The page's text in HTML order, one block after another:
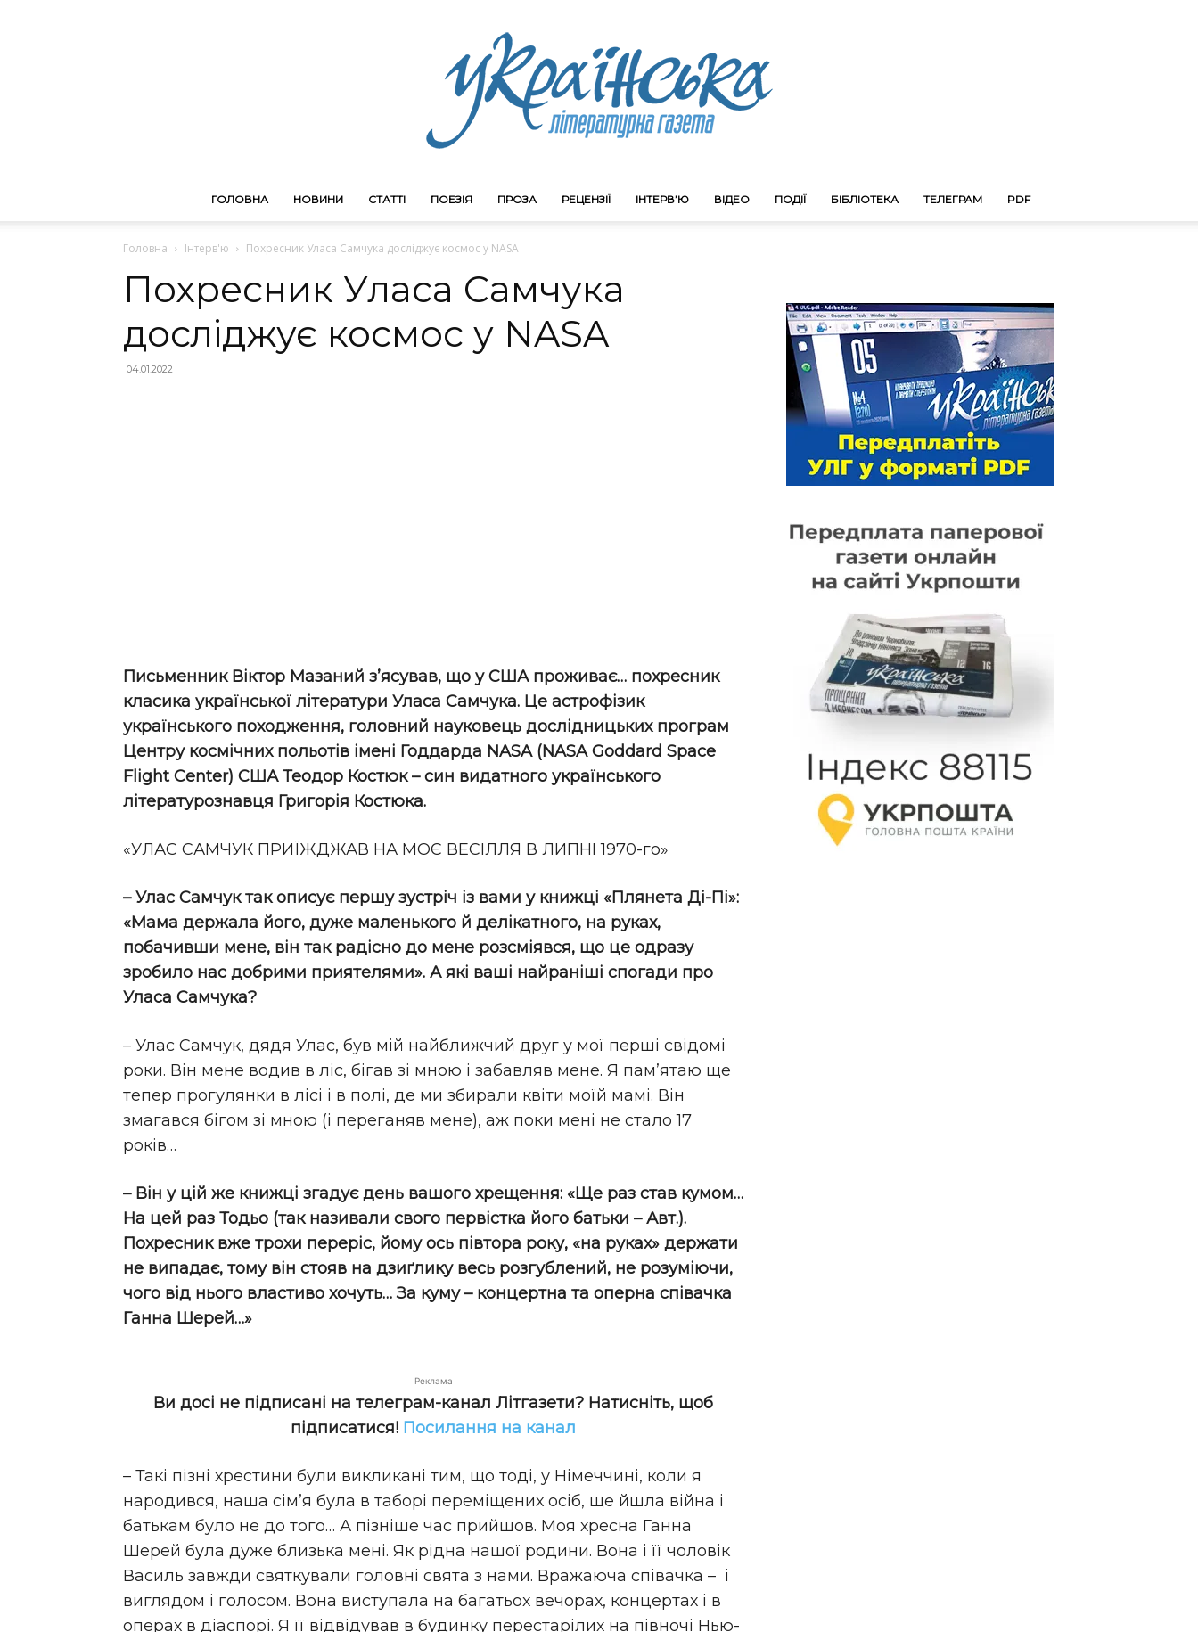
ГОЛОВНА НОВИНИ СТАТТІ ПОЕЗІЯ ПРОЗА РЕЦЕНЗІЇ ІНТЕРВ’Ю ВІДЕО ПОДІЇ БІБЛІОТЕКА ТЕЛЕГРАМ PDF
Головна Інтерв'ю Похресник Уласа Самчука досліджує космос у NASA
Похресник Уласа Самчука
досліджує космос у NASA
04.01.2022
Письменник Віктор Мазаний з’ясував, що у США проживає… похресник
класика української літератури Уласа Самчука. Це астрофізик
українського походження, головний науковець дослідницьких програм
Центру космічних польотів імені Годдарда NASA (NASA Goddard Space
Flight Center) США Теодор Костюк – син видатного українського
літературознавця Григорія Костюка.
«УЛАС САМЧУК ПРИЇЖДЖАВ НА МОЄ ВЕСІЛЛЯ В ЛИПНІ 1970-го»
– Улас Самчук так описує першу зустріч із вами у книжці «Плянета Ді-Пі»:
«Мама держала його, дуже маленького й делікатного, на руках,
побачивши мене, він так радісно до мене розсміявся, що це одразу
зробило нас добрими приятелями». А які ваші найраніші спогади про
Уласа Самчука?
– Улас Самчук, дядя Улас, був мій найближчий друг у мої перші свідомі
роки. Він мене водив в ліс, бігав зі мною і забавляв мене. Я пам’ятаю ще
тепер прогулянки в лісі і в полі, де ми збирали квіти моїй мамі. Він
змагався бігом зі мною (і переганяв мене), аж поки мені не стало 17
років…
– Він у цій же книжці згадує день вашого хрещення: «Ще раз став кумом…
На цей раз Тодьо (так називали свого первістка його батьки – Авт.).
Похресник вже трохи переріс, йому ось півтора року, «на руках» держати
не випадає, тому він стояв на дзиґлику весь розгублений, не розуміючи,
чого від нього властиво хочуть… За куму – концертна та оперна співачка
Ганна Шерей…»
Реклама
Ви досі не підписані на телеграм-канал Літгазети? Натисніть, щоб
підписатися! Посилання на канал
– Такі пізні хрестини були викликані тим, що тоді, у Німеччині, коли я
народився, наша сім’я була в таборі переміщених осіб, ще йшла війна і
батькам було не до того… А пізніше час прийшов. Моя хресна Ганна
Шерей була дуже близька мені. Як рідна нашої родини. Вона і її чоловік
Василь завжди святкували головні свята з нами. Вражаюча співачка – і
виглядом і голосом. Вона виступала на багатьох вечорах, концертах і в
операх в діаспорі. Я її відвідував в будинку перестарілих на півночі Нью-